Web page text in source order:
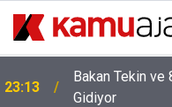
23:13
Bakan Tekin ve
Gidiyor